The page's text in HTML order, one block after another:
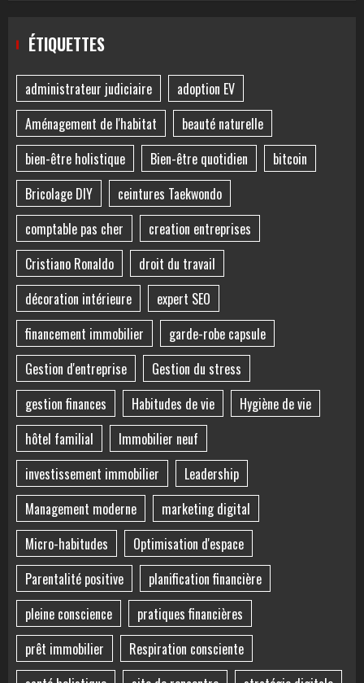
ÉTIQUETTES
administrateur judiciaire
adoption EV
Aménagement de l'habitat
beauté naturelle
bien-être holistique
Bien-être quotidien
bitcoin
Bricolage DIY
ceintures Taekwondo
comptable pas cher
creation entreprises
Cristiano Ronaldo
droit du travail
décoration intérieure
expert SEO
financement immobilier
garde-robe capsule
Gestion d'entreprise
Gestion du stress
gestion finances
Habitudes de vie
Hygiène de vie
hôtel familial
Immobilier neuf
investissement immobilier
Leadership
Management moderne
marketing digital
Micro-habitudes
Optimisation d'espace
Parentalité positive
planification financière
pleine conscience
pratiques financières
prêt immobilier
Respiration consciente